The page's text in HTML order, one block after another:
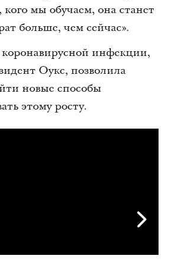
мы обучаем, она станет
больше, чем сейчас».
инфекции,
Оукс, позволила
новые способы
этому росту.